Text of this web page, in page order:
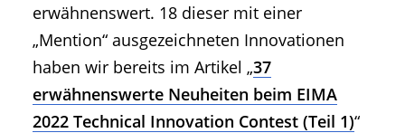
erwähnenswert. 18 dieser mit einer
„Mention“ ausgezeichneten Innovationen
haben wir bereits im Artikel „37
erwähnenswerte Neuheiten beim EIMA
2022 Technical Innovation Contest (Teil 1)“